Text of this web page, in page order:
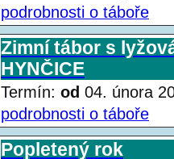
podrobnosti o táboře
Zimní tábor s
HYNČICE
Termín: od 04. února
podrobnosti o táboře
Popletený rok